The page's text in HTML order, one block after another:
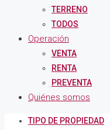
TERRENO
TODOS
Operación
VENTA
RENTA
PREVENTA
Quiénes somos
TIPO DE PROPIEDAD